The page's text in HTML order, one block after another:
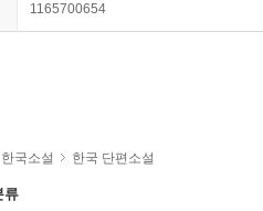
1165700654
한국소설 한국 단편소설
류